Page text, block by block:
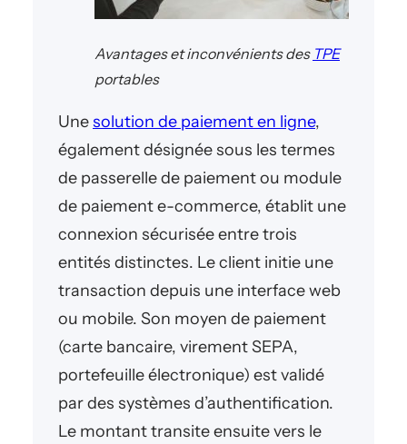
Avantages et inconvénients des TPE
portables
Unesolution de paiement en ligne,
également désignée sous les termes
de passerelle de paiement ou module
de paiement e-commerce, établit une
connexion sécurisée entre trois
entités distinctes. Le client initie une
transaction depuis une interface web
ou mobile. Son moyen de paiement
(carte bancaire, virement SEPA,
portefeuille électronique) est validé
par des systèmes d’authentification.
Le montant transite ensuite vers le